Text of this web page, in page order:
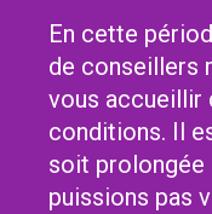
En cette
de conseillers
vous accueillir
conditions. Il
soit prolongée
puissions pas